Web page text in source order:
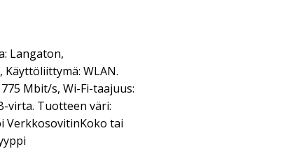
Langaton,
WLAN.
Mbit/s, Wi-Fi-taajuus:
virta. Tuotteen väri:
VerkkosovitinKoko tai